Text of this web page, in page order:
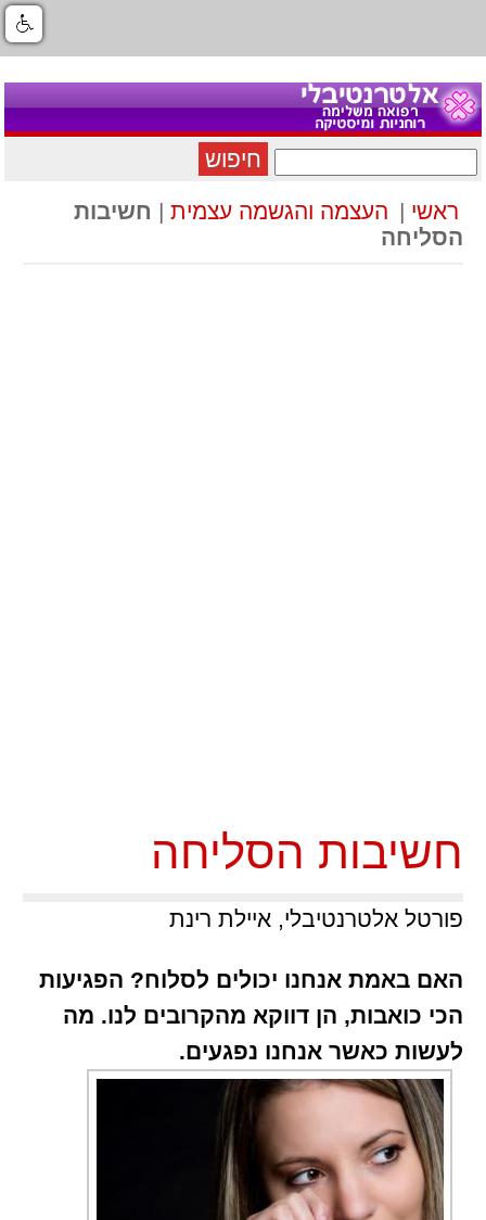
חיפוש
ראשי | העצמה והגשמה עצמית | חשיבות
הסליחה
חשיבות הסליחה
פורטל אלטרנטיבלי, איילת רינת
האם באמת אנחנו יכולים לסלוח? הפגיעות
הכי כואבות, הן דווקא מהקרובים לנו. מה
לעשות כאשר אנחנו נפגעים.